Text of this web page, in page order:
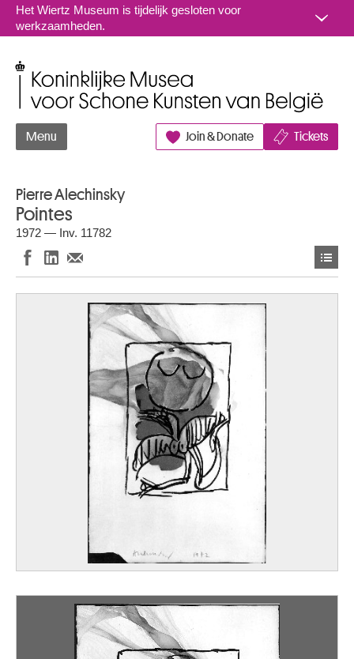
Naar inhoud
Het Wiertz Museum is tijdelijk gesloten voor
werkzaamheden.
Menu Join & Donate Tickets
Pierre Alechinsky
Pointes
1972 — Inv. 11782